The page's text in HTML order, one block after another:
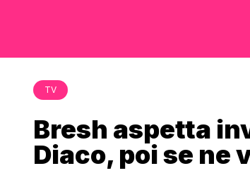
TV
Bresh aspetta
Diaco, poi se ne